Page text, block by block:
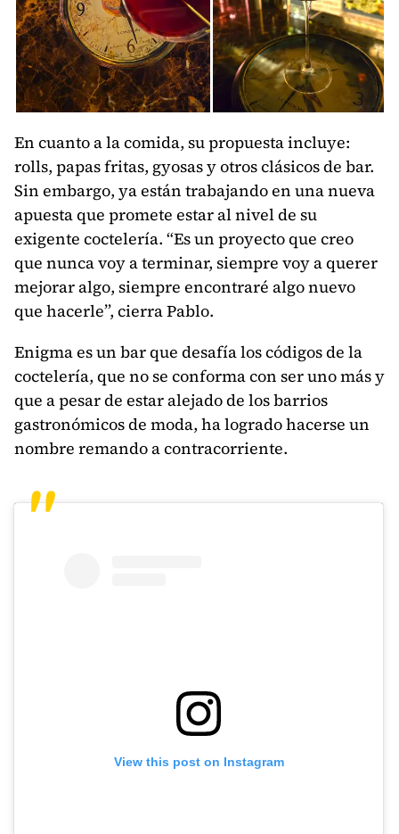
En cuanto a la comida, su propuesta incluye:
rolls, papas fritas, gyosas y otros clásicos de bar.
Sin embargo, ya están trabajando en una nueva
apuesta que promete estar al nivel de su
exigente coctelería. “Es un proyecto que creo
que nunca voy a terminar, siempre voy a querer
mejorar algo, siempre encontraré algo nuevo
que hacerle”, cierra Pablo.
Enigma es un bar que desafía los códigos de la
coctelería, que no se conforma con ser uno más y
que a pesar de estar alejado de los barrios
gastronómicos de moda, ha logrado hacerse un
nombre remando a contracorriente.
View this post on Instagram